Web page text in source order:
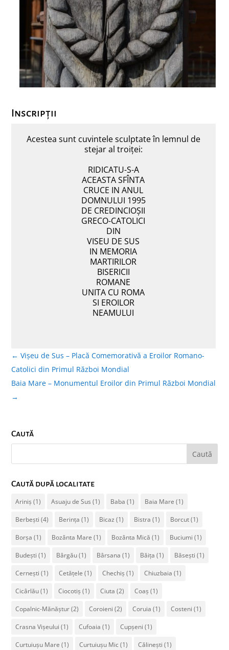
Inscripții
Acestea sunt cuvintele sculptate în lemnul de
stejar al troiței:
RIDICATU-S-A
ACEASTA SFÎNTA
CRUCE IN ANUL
DOMNULUI 1995
DE CREDINCIOȘII
GRECO-CATOLICI
DIN
VISEU DE SUS
IN MEMORIA
MARTIRILOR
BISERICII
ROMANE
UNITA CU ROMA
SI EROILOR
NEAMULUI
← Vișeu de Sus – Placă Comemorativă a Eroilor Romano-
Catolici din Primul Război Mondial
Baia Mare – Monumentul Eroilor din Primul Război Mondial
→
Caută
Caută după localitate
Ariniș (1) Asuaju de Sus (1) Baba (1) Baia Mare (1)
Berbești (4) Berința (1) Bicaz (1) Bistra (1) Borcut(1)
Borșa (1) Bozânta Mare (1) Bozânta Mică (1) Buciumi (1)
Budești (1) Bârgău(1) Bârsana (1) Băița (1) Băsești (1)
Cernești (1) Cetățele (1) Chechiș (1) Chiuzbaia (1)
Cicârlău(1) Ciocotiș (1) Ciuta (2) Coaș (1)
Copalnic-Mănăștur(2) Coroieni (2) Coruia (1) Costeni (1)
Crasna Vișeului (1) Cufoaia (1) Cupșeni (1)
Curtuiușu Mare (1) Curtuiușu Mic(1) Călinești (1)